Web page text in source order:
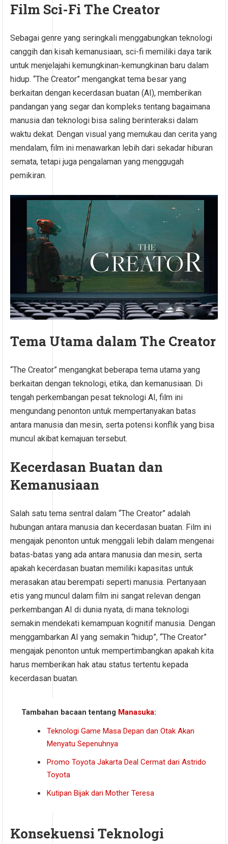
Film Sci-Fi The Creator
Sebagai genre yang seringkali menggabungkan teknologi
canggih dan kisah kemanusiaan, sci-fi memiliki daya tarik
untuk menjelajahi kemungkinan-kemungkinan baru dalam
hidup. “The Creator” mengangkat tema besar yang
berkaitan dengan kecerdasan buatan (AI), memberikan
pandangan yang segar dan kompleks tentang bagaimana
manusia dan teknologi bisa saling berinteraksi dalam
waktu dekat. Dengan visual yang memukau dan cerita yang
mendalam, film ini menawarkan lebih dari sekadar hiburan
semata, tetapi juga pengalaman yang menggugah
pemikiran.
Tema Utama dalam The Creator
“The Creator” mengangkat beberapa tema utama yang
berkaitan dengan teknologi, etika, dan kemanusiaan. Di
tengah perkembangan pesat teknologi AI, film ini
mengundang penonton untuk mempertanyakan batas
antara manusia dan mesin, serta potensi konflik yang bisa
muncul akibat kemajuan tersebut.
Kecerdasan Buatan dan
Kemanusiaan
Salah satu tema sentral dalam “The Creator” adalah
hubungan antara manusia dan kecerdasan buatan. Film ini
mengajak penonton untuk menggali lebih dalam mengenai
batas-batas yang ada antara manusia dan mesin, serta
apakah kecerdasan buatan memiliki kapasitas untuk
merasakan atau berempati seperti manusia. Pertanyaan
etis yang muncul dalam film ini sangat relevan dengan
perkembangan AI di dunia nyata, di mana teknologi
semakin mendekati kemampuan kognitif manusia. Dengan
menggambarkan AI yang semakin “hidup”, “The Creator”
mengajak penonton untuk mempertimbangkan apakah kita
harus memberikan hak atau status tertentu kepada
kecerdasan buatan.
Tambahan bacaan tentang Manasuka:
Teknologi Game Masa Depan dan Otak Akan
Menyatu Sepenuhnya
Promo Toyota Jakarta Deal Cermat dari Astrido
Toyota
Kutipan Bijak dari Mother Teresa
Konsekuensi Teknologi